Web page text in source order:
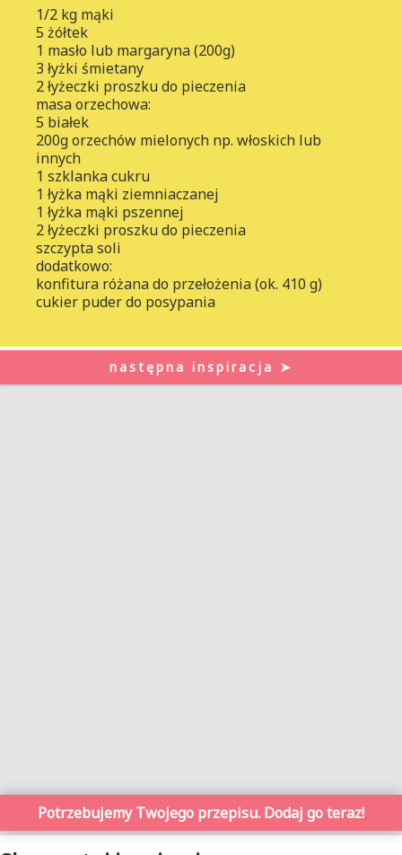
1/2 kg mąki
5 żółtek
1 masło lub margaryna (200g)
3 łyżki śmietany
2 łyżeczki proszku do pieczenia
masa orzechowa:
5 białek
200g orzechów mielonych np. włoskich lub
innych
1 szklanka cukru
1 łyżka mąki ziemniaczanej
1 łyżka mąki pszennej
2 łyżeczki proszku do pieczenia
szczypta soli
dodatkowo:
konfitura różana do przełożenia (ok. 410 g)
cukier puder do posypania
następna inspiracja ➤
Potrzebujemy Twojego przepisu. Dodaj go teraz!